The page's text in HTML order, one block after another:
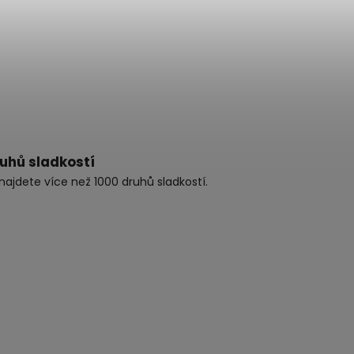
sladkostí
více než 1000 druhů sladkostí.